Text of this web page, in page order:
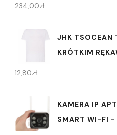
234,00zł
JHK TSOCEAN
KRÓTKIM
12,80zł
KAMERA IP
SMART WI-FI